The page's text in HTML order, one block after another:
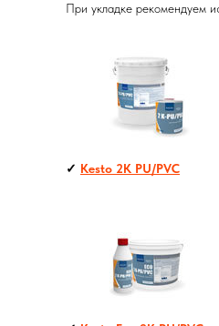
При укладке рекомендуем
✓ Kesto 2K PU/PVC